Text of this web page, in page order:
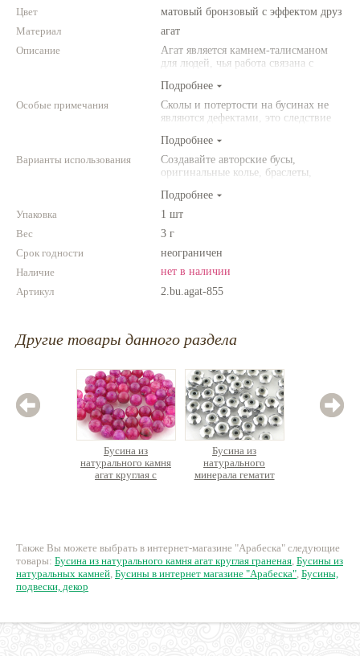
Натуральные камни
Цвет
матовый бронзовый с эффектом друз
Материал
агат
Описание
Агат является камнем-талисманом
для людей, чья работа связана с
защищает от энергетического
"вампиризма" со стороны других
людей и способствет укреплению
Подробнее
Особые примечания
Сколы и потертости на бусинах не
являются дефектами, это следствие
природного камня. Цвет и размер
товара может отличаться от
представленных на фото.
Подробнее
Варианты использования
Создавайте авторские бусы,
оригинальные колье, браслеты,
Комбинируйте различные цвета и
размеры. Фантазируйте!
Подробнее
Упаковка
1 шт
Вес
3 г
Срок годности
неограничен
Наличие
нет в наличии
Артикул
2.bu.agat-855
Другие товары данного раздела
Бусина из
натурального камня
агат круглая с
Бусина из
натурального
минерала гематит
Также Вы можете выбрать в интернет-магазине "Арабеска" следующие
товары: Бусина из натурального камня агат круглая граненая, Бусины из
натуральных камней, Бусины в интернет магазине "Арабеска", Бусины,
подвески, декор